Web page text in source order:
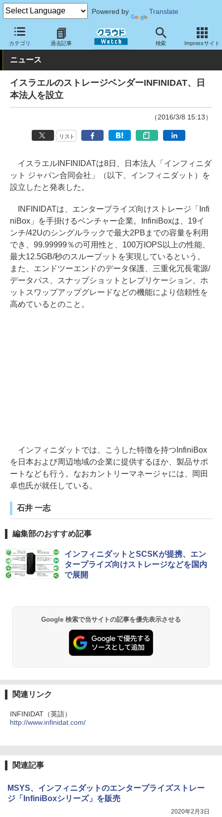
Powered by Translate
カテゴリ 過去記事 検索 Impressサイト
クラウド Watch トピック 業界動向
ニュース
イスラエルのストレージベンダーINFINIDAT、日
本法人を設立
（2016/3/8 15:13）
リスト
イスラエルINFINIDATは8日、日本法人「インフィニダ
ット ジャパン合同会社」（以下、インフィニダット）を
設立したと発表した。
INFINIDATは、エンタープライズ向けストレージ「Infi
niBox」を手掛けるベンチャー企業。InfiniBoxは、19イ
ンチ/42Uのシングルラックで最大2PBまでの容量を利用
でき、99.99999％の可用性と、100万IOPS以上の性能、
最大12.5GB/秒のスループットを実現しているという。
また、エンドツーエンドのデータ保護、三重化冗長電源/
データパス、スナップショットとレプリケーション、ホ
ットスワップアップグレードなどの機能により信頼性を
高めているとのこと。
インフィニダットでは、こうした特徴を持つInfiniBox
を日本および周辺地域の企業に提供するほか、製品サポ
ートなども行う。なおカントリーマネージャには、岡田
卓也氏が就任している。
石井 一志
編集部のおすすめ記事
インフィニダットとSCSKが提携、エン
タープライズ向けストレージなどを国内
で展開
Google 検索で当サイトの記事を優先表示させる
関連リンク
INFINIDAT（英語）
http://www.infinidat.com/
関連記事
MSYS、インフィニダットのエンタープライズストレー
ジ「InfiniBoxシリーズ」を販売
2020年2月3日